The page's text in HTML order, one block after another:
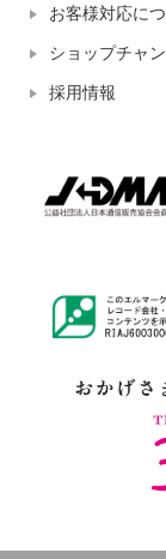
お客様対応に
ショップチャ
採用情報